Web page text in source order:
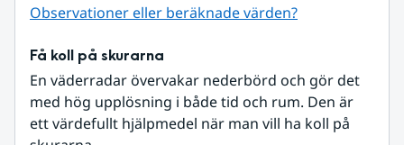
Observationer eller beräknade värden?
Få koll på skurarna
En väderradar övervakar nederbörd och gör det
med hög upplösning i både tid och rum. Den är
ett värdefullt hjälpmedel när man vill ha koll på